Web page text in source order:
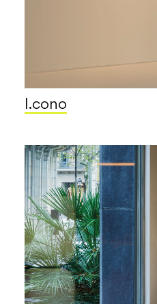
I.cono